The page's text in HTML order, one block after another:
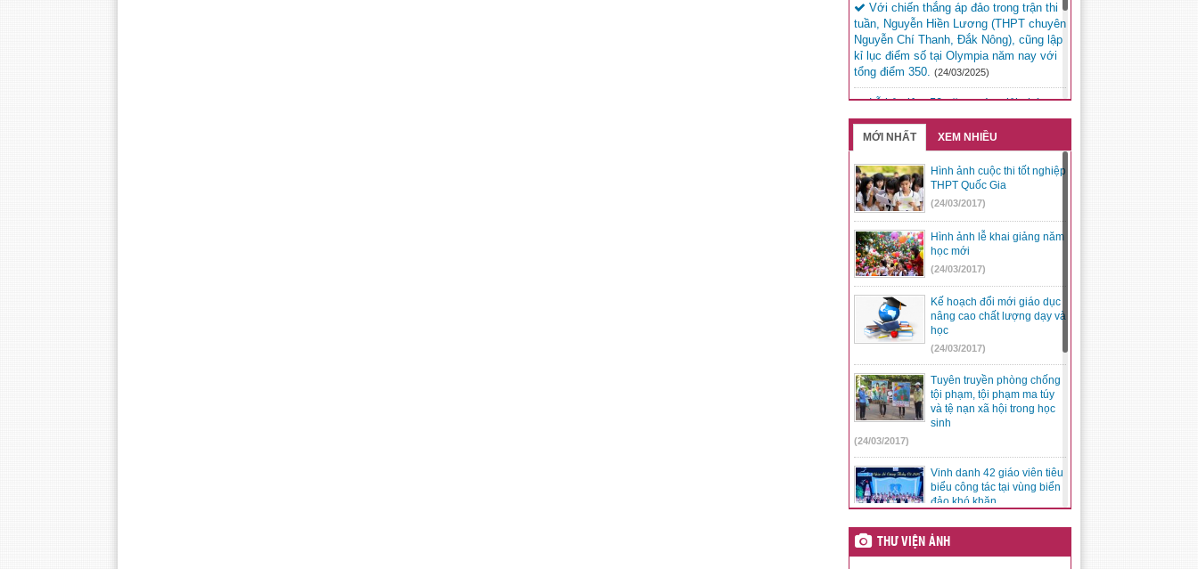
Với chiến thắng áp đảo trong trận thi
tuần, Nguyễn Hiền Lương (THPT chuyên
Nguyễn Chí Thanh, Đắk Nông), cũng lập
kỉ lục điểm số tại Olympia năm nay với
tổng điểm 350. (24/03/2025)
Lễ kỷ niệm 50 năm ngày giải phóng
Đức Lập dự kiến sẽ diễn ra vào lúc 20h
ngày 9/3/2025 tại Quảng trường Đắk Mil.
Kỳ thi chọn học sinh giỏi trung học cơ
sở cấp tỉnh, năm học 2024 – 2025 tại
Hội đồng thi Đắk Song.
MỚI NHẤT XEM NHIỀU
Hình ảnh cuộc thi tốt nghiệp
THPT Quốc Gia
(24/03/2017)
Hình ảnh lễ khai giảng năm
học mới
(24/03/2017)
Kế hoạch đổi mới giáo dục
nâng cao chất lượng dạy và
học
(24/03/2017)
Tuyên truyền phòng chống
tội phạm, tội phạm ma túy
và tệ nạn xã hội trong học
sinh
(24/03/2017)
Vinh danh 42 giáo viên tiêu
biểu công tác tại vùng biển
đảo khó khăn
THƯ VIỆN ẢNH